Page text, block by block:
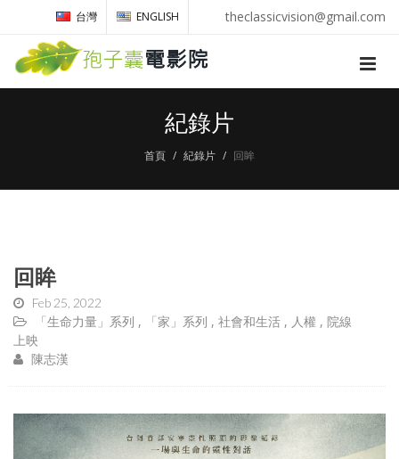
theclassicvision@gmail.com
台灣 ENGLISH
紀錄片
首頁 紀錄片 回眸
回眸
Feb 25, 2022
「生命力量」系列
「家」系列 社會和生活 人權
院線
上映
陳志漢